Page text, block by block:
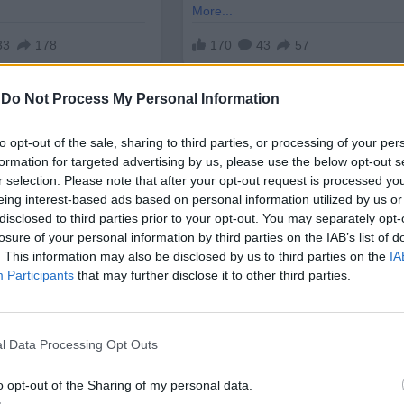
Do Not Process My Personal Information
opt-out of the sale, sharing to third parties, or processing of your
for targeted advertising by us, please use the below opt-out
selection. Please note that after your opt-out request is processed
interest-based ads based on personal information utilized by us
to third parties prior to your opt-out. You may separately
of your personal information by third parties on the IAB’s list of
This information may also be disclosed by us to third parties on the
Participants that may further disclose it to other third parties.
Data Processing Opt Outs
opt-out of the Sharing of my personal data.
чувствителните камери заснели слаба
Най-слабо било утрешното им
за да достигне върха си в 16:00 часа, и до
по-силна или по-слаба, най-интензивно
и шията.
на енергия в тялото, т.е., метаболитните
радикали” – силно реактивни междинни
много от които неприятни, но също и